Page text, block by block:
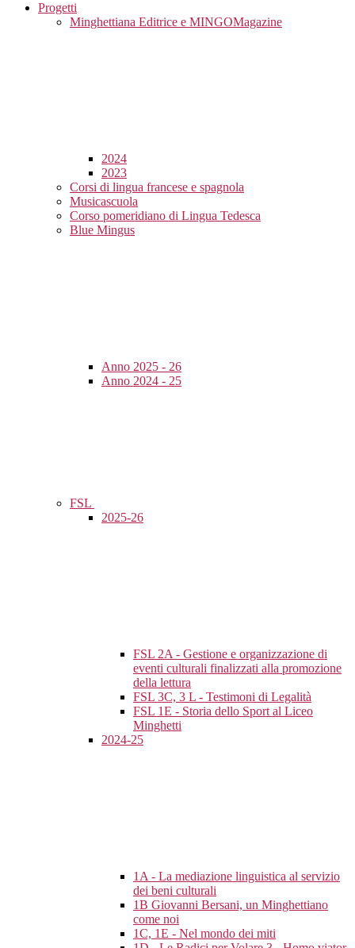
Progetti
Minghettiana Editrice e MINGOMagazine
2024
2023
Corsi di lingua francese e spagnola
Musicascuola
Corso pomeridiano di Lingua Tedesca
Blue Mingus
Anno 2025 - 26
Anno 2024 - 25
FSL
2025-26
FSL 2A - Gestione e organizzazione di
eventi culturali finalizzati alla promozione
della lettura
FSL 3C, 3 L - Testimoni di Legalità
FSL 1E - Storia dello Sport al Liceo
Minghetti
2024-25
1A - La mediazione linguistica al servizio
dei beni culturali
1B Giovanni Bersani, un Minghettiano
come noi
1C, 1E - Nel mondo dei miti